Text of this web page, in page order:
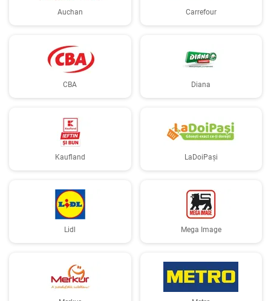
Auchan Carrefour
CBA Diana
Kaufland LaDoiPași
Lidl Mega Image